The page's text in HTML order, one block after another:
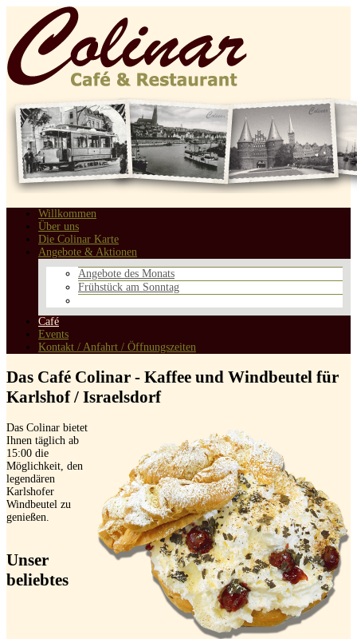
Willkommen
Über uns
Die Colinar Karte
Angebote & Aktionen
Angebote des Monats
Frühstück am Sonntag
Café
Events
Kontakt / Anfahrt / Öffnungszeiten
Willkommen
Über uns
Die Colinar Karte
Angebote & Aktionen
Angebote des Monats
Frühstück am Sonntag
Café
Events
Kontakt / Anfahrt / Öffnungszeiten
Das Café Colinar - Kaffee und Windbeutel für
Karlshof / Israelsdorf
Das Colinar bietet
Ihnen täglich ab
15:00 die
Möglichkeit, den
legendären
Karlshofer
Windbeutel zu
genießen.
Unser
beliebtes